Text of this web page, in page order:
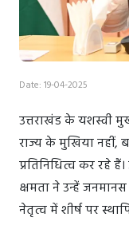
Date: 19-04-2025
उत्तराखंड के यशस्वी
राज्य के मुखिया नहीं,
प्रतिनिधित्व कर रहे
क्षमता ने उन्हें
नेतृत्व में शीर्ष पर